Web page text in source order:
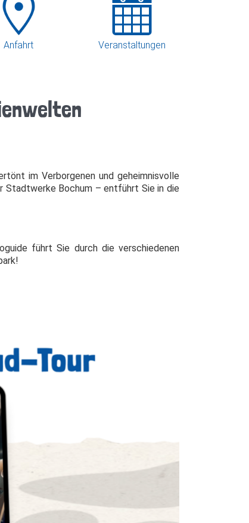
Anfahrt Veranstaltungen
im Verborgenen und geheimnisvolle
Stadtwerke Bochum – entführt Sie in die
führt Sie durch die verschiedenen